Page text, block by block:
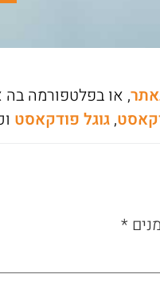
, או בפלטפורמה
, גוגל פודקאסט
*